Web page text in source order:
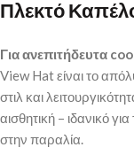
Πλεκτό
Για ανεπιτήδευτα
View Hat είναι το
στιλ και
αισθητική – ιδανικό
στην παραλία.